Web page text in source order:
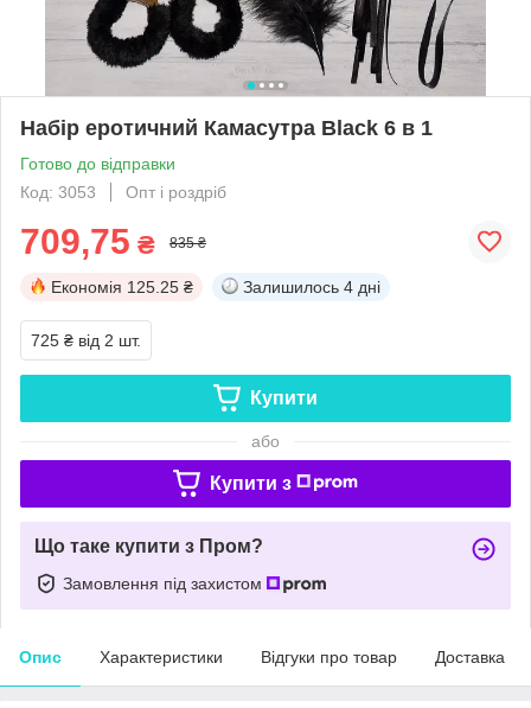
Набір еротичний Камасутра Black 6 в 1
Готово до відправки
Код: 3053
Опт і роздріб
709,75 ₴ 835 ₴
Економія 125.25 ₴ Залишилось 4 дні
725 ₴ від 2 шт.
Купити
або
Купити з
Що таке купити з Пром?
Замовлення під захистом
Опис Характеристики Відгуки про товар Доставка